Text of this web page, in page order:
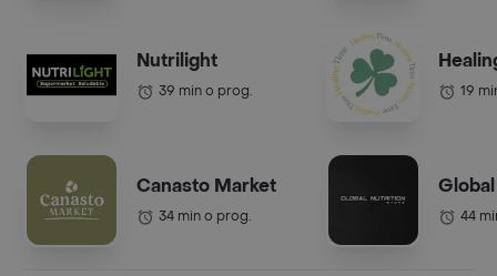
Nutrilight
39 min o prog.
Canasto Market
34 min o prog.
19
44